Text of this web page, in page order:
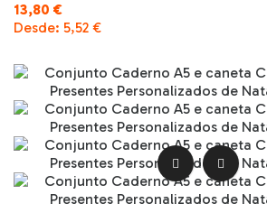
13,80 €
Desde: 5,52 €
 